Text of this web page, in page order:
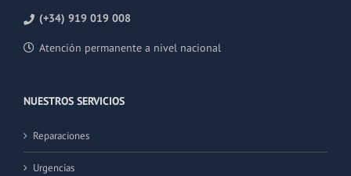
(+34) 919 019 008
Atención permanente a nivel nacional
NUESTROS SERVICIOS
Reparaciones
Urgencias